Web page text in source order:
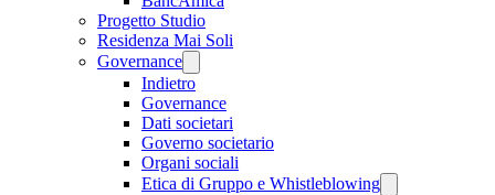
Progetto Studio
Residenza Mai Soli
Governance
Indietro
Governance
Dati societari
Governo societario
Organi sociali
Etica di Gruppo e Whistleblowing